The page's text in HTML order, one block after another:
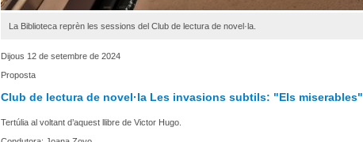
La Biblioteca reprèn les sessions del Club de lectura de novel·la.
Dijous 12 de setembre de 2024
Proposta
Club de lectura de novel·la Les invasions subtils: "Els miserables"
Tertúlia al voltant d’aquest llibre de Victor Hugo.